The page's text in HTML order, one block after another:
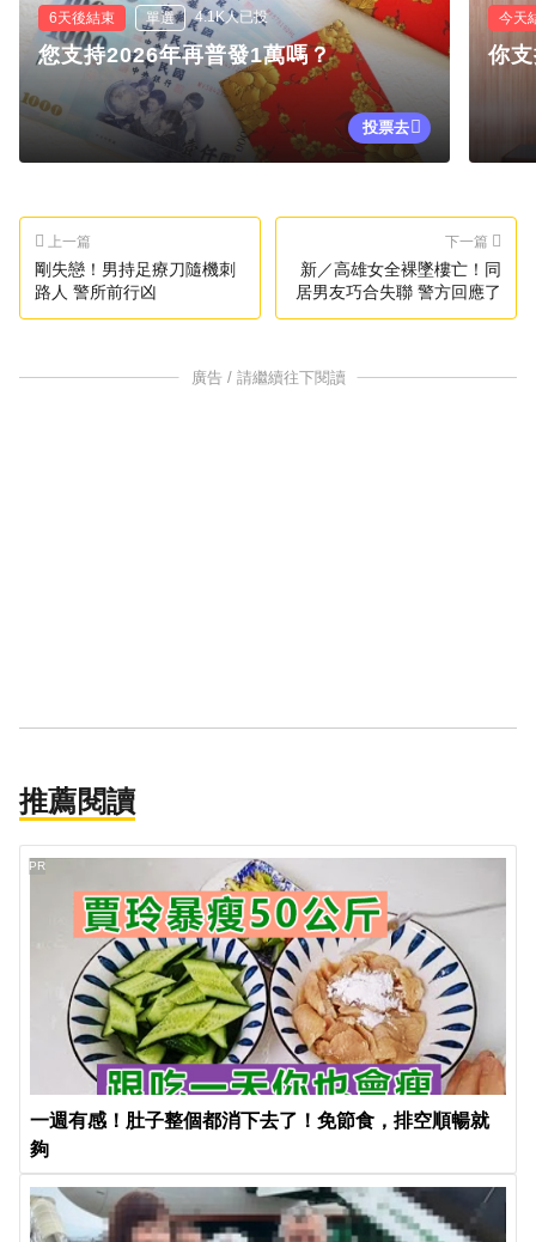
6天後結束 單選 4.1K人已投
您支持2026年再普發1萬嗎？
投票去
今天
你
上一篇
剛失戀！男持足療刀隨機刺
路人 警所前行凶
下一篇
新／高雄女全裸墜樓亡！同
居男友巧合失聯 警方回應了
廣告 / 請繼續往下閱讀
推薦閱讀
一週有感！肚子整個都消下去了！免節食，排空順暢就
夠
PR